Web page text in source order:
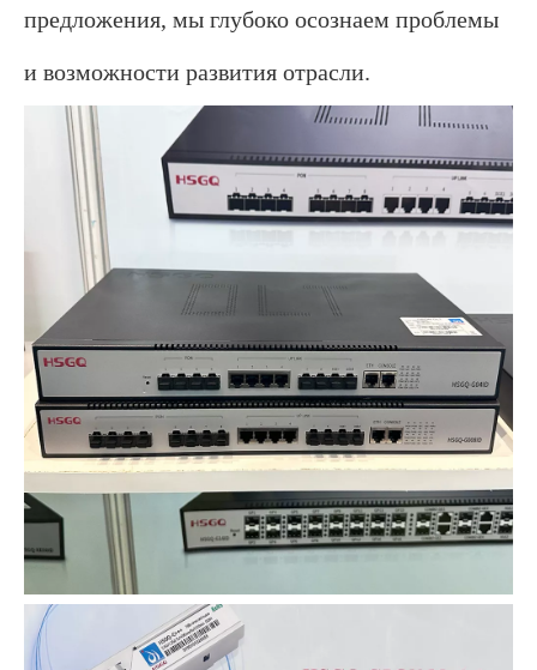
предложения, мы глубоко осознаем проблемы
и возможности развития отрасли.